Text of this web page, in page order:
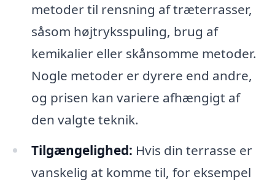
metoder til rensning af træterrasser,
såsom højtryksspuling, brug af
kemikalier eller skånsomme metoder.
Nogle metoder er dyrere end andre,
og prisen kan variere afhængigt af
den valgte teknik.
Tilgængelighed: Hvis din terrasse er
vanskelig at komme til, for eksempel